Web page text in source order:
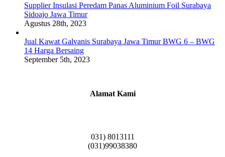
Supplier Insulasi Peredam Panas Aluminium Foil Surabaya
Sidoajo Jawa Timur
Agustus 28th, 2023
Jual Kawat Galvanis Surabaya Jawa Timur BWG 6 – BWG
14 Harga Bersaing
September 5th, 2023
Alamat Kami
031) 8013111
(031)99038380